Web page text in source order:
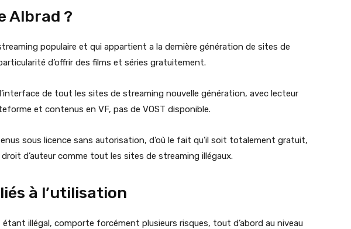
Albrad ?
populaire et qui appartient a la dernière génération de sites de
d’offrir des films et séries gratuitement.
de tout les sites de streaming nouvelle génération, avec lecteur
et contenus en VF, pas de VOST disponible.
sous licence sans autorisation, d’où le fait qu’il soit totalement gratuit,
d’auteur comme tout les sites de streaming illégaux.
à l’utilisation
étant illégal, comporte forcément plusieurs risques, tout d’abord au niveau